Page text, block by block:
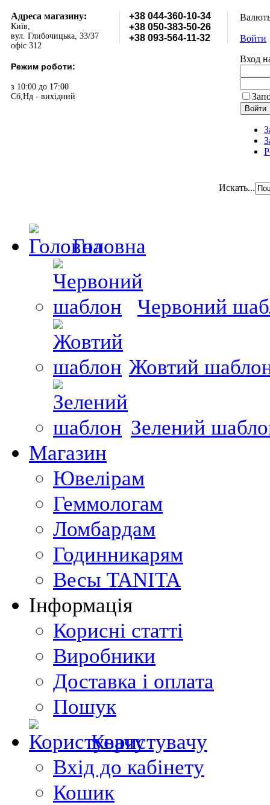
Адреса магазину:
Київ,
вул. Глибочицька, 33/37
офіс 312
Режим роботи:
з 10:00 до 17:00
Сб,Нд - вихідний
+38 044-360-10-34
+38 050-383-50-26
+38 093-564-11-32
Войти
Вход
Искать...
Головна
Червоний
Жовтий
Зелений
Магазин
Ювелірам
Геммологам
Ломбардам
Годинникарям
Весы TANITA
Інформація
Корисні статті
Виробники
Доставка і оплата
Пошук
Користувачу
Вхід до кабінету
Кошик